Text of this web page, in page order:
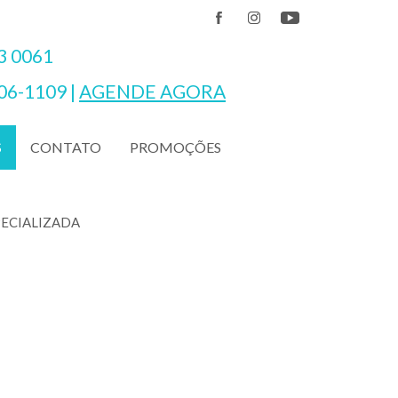
0061
1109 | AGENDE AGORA
CONTATO PROMOÇÕES